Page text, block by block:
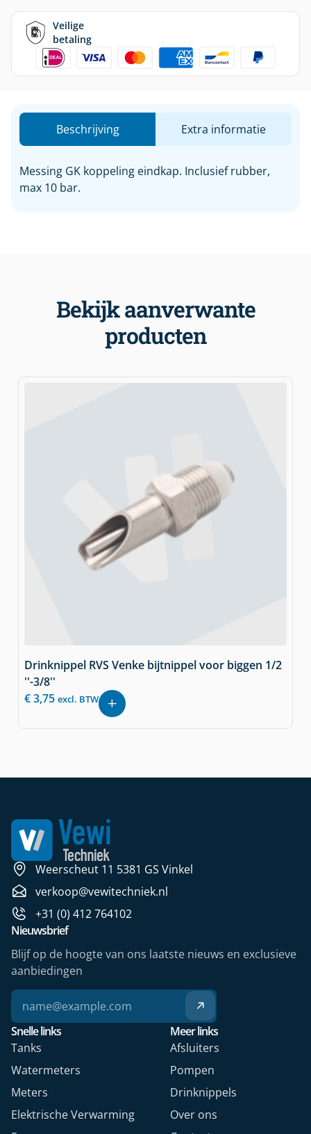
Veilige
betaling
Beschrijving Extra informatie
Messing GK koppeling eindkap. Inclusief rubber,
max 10 bar.
Bekijk aanverwante
producten
Drinknippel RVS Venke bijtnippel voor biggen 1/2
''-3/8''
€3,75 excl. BTW
Weerscheut 11 5381 GS Vinkel
verkoop@vewitechniek.nl
+31 (0) 412 764102
Snelle links
Tanks
Watermeters
Meters
Elektrische Verwarming
Meer links
Afsluiters
Pompen
Drinknippels
Over ons
Nieuwsbrief
Blijf op de hoogte van ons laatste nieuws en exclusieve
aanbiedingen